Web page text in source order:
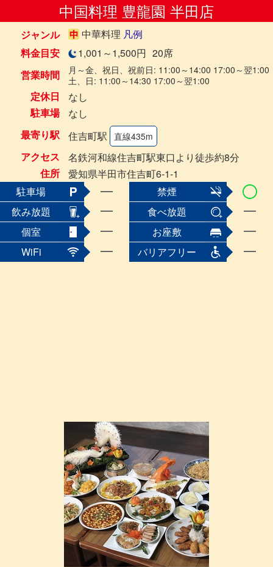
中国料理 豊龍園 半田店
ジャンル 中華料理 凡例
料金目安
1,001～1,500円 20席
営業時間
月～金、祝日、祝前日: 11:00～14:00 17:00～翌1:00
土、日: 11:00～14:30 17:00～翌1:00
定休日
なし
駐車場
なし
最寄り駅
住吉町駅 直線435m
アクセス
名鉄河和線住吉町駅東口より徒歩約8分
住所
愛知県半田市住吉町6-1-1
駐車場
禁煙
飲み放題
食べ放題
個室
お座敷
WiFi
バリアフリー